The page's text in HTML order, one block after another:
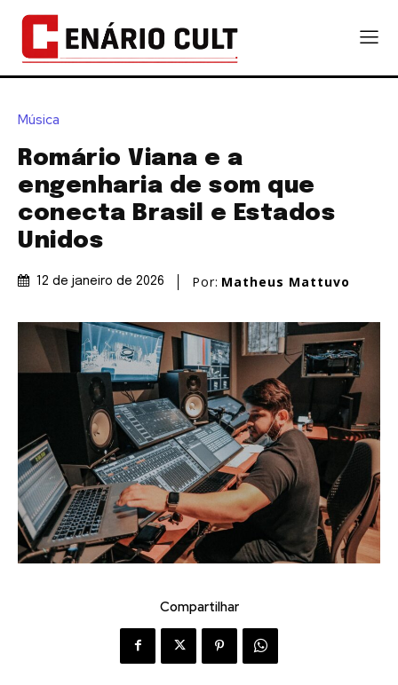
Música
Romário Viana e a
engenharia de som que
conecta Brasil e Estados
Unidos
12 de janeiro de 2026 Por: Matheus Mattuvo
Compartilhar